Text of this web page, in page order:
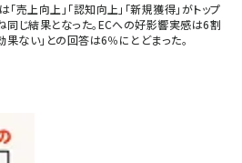
売上向上」「認知向上」「新規獲得」がトップ
同じ結果となった。ECへの好影響実感は6割
果ない」との回答は6％にとどまった。